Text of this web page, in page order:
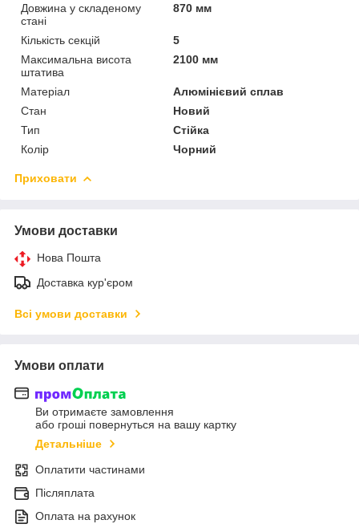
Довжина у складеному
стані
870 мм
Кількість секцій
5
Максимальна висота
штатива
2100 мм
Матеріал
Алюмінієвий сплав
Стан
Новий
Тип
Стійка
Колір
Чорний
Приховати
Умови доставки
Нова Пошта
Доставка кур'єром
Всі умови доставки
Умови оплати
Ви отримаєте замовлення
або гроші повернуться на вашу картку
Детальніше
Оплатити частинами
Післяплата
Оплата на рахунок